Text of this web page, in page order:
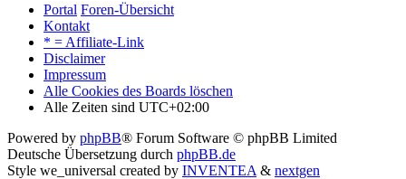
Portal Foren-Übersicht
Kontakt
* = Affiliate-Link
Disclaimer
Impressum
Alle Cookies des Boards löschen
Alle Zeiten sind UTC+02:00
Powered by phpBB® Forum Software © phpBB Limited
Deutsche Übersetzung durch phpBB.de
Style we_universal created by INVENTEA & nextgen